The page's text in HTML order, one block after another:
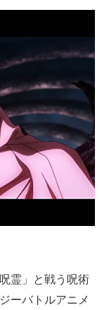
霊」と戦う呪術
ーバトルアニメ